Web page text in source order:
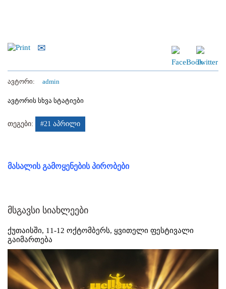
ავტორი: admin
ავტორის სხვა სტატიები
თეგები: #21 აპრილი
მასალის გამოყენების პირობები
მსგავსი სიახლეები
ქუთაისში, 11-12 ოქტომბერს, ყვითელი ფესტივალი
გაიმართება